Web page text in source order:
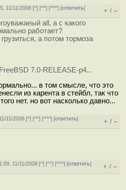
11/11/2008 [^] [^^] [^^^] [ответить]
+ / –
all, а с какого
работает?
а потом тормоза
7.0-RELEASE-p4...
в том смысле, что это
из карента в стейбл, так что
нет. но вот насколько давно...
11/2008 [^] [^^] [^^^] [ответить]
+ / –
11/11/2008 [^] [^^] [^^^] [ответить]
+ / –